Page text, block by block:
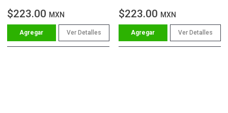
$223.00 MXN
Ver Detalles
$223.00 MXN
Ver Detalles